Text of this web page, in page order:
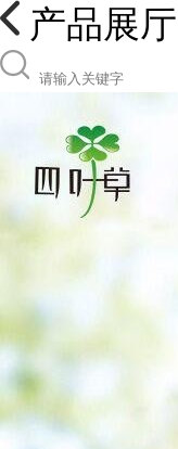
产品展厅